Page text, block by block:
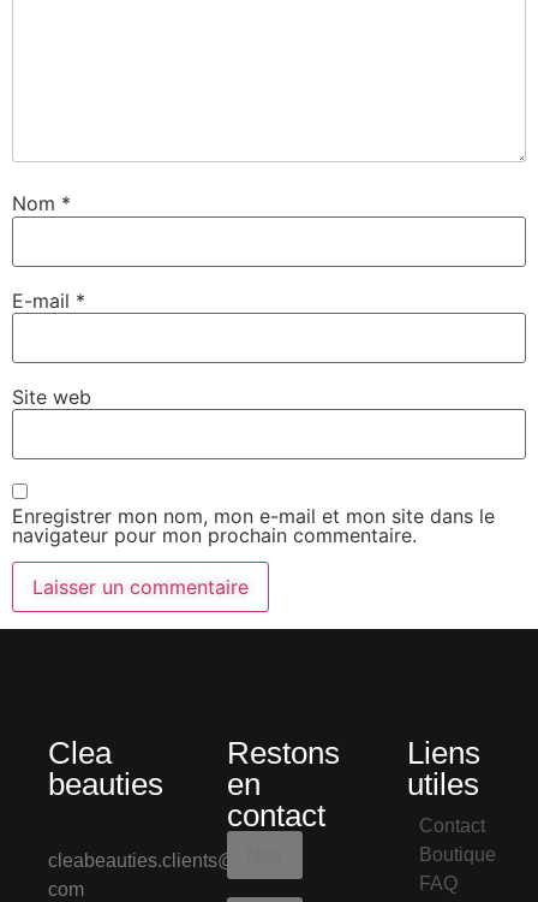
Nom *
E-mail *
Site web
Enregistrer mon nom, mon e-mail et mon site dans le
navigateur pour mon prochain commentaire.
Clea
beauties
cleabeauties.clients@gmail.
com
Restons
en
contact
Liens
utiles
Contact
Boutique
FAQ